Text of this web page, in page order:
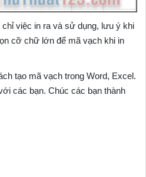
việc in ra và sử dụng, lưu ý khi
cỡ chữ lớn để mã vạch khi in
tạo mã vạch trong Word, Excel.
các bạn. Chúc các bạn thành